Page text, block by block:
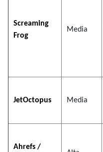
Screaming
Frog
Media
JetOctopus Media
Ahrefs /